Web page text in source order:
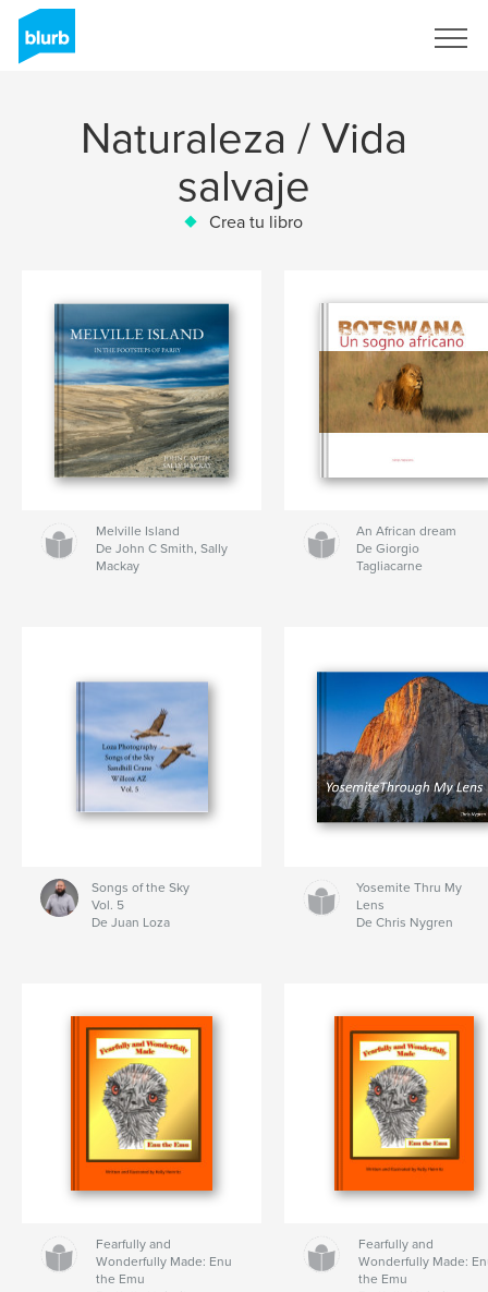
Naturaleza / Vida
salvaje
Crea tu libro
Melville Island
De John C Smith, Sally
Mackay
An African dream
De Giorgio
Tagliacarne
Songs of the Sky
Vol. 5
De Juan Loza
Yosemite Thru My
Lens
De Chris Nygren
Fearfully and
Wonderfully Made: Enu
the Emu
Fearfully and
Wonderfully Made:
the Emu